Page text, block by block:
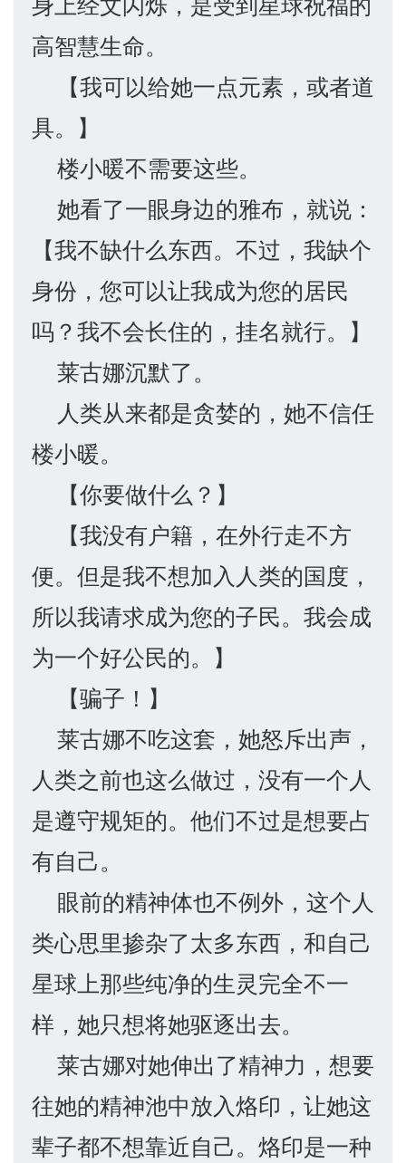
高智慧生命。
【我可以给她一点元素，或者道
具。】
楼小暖不需要这些。
她看了一眼身边的雅布，就说：
【我不缺什么东西。不过，我缺个
身份，您可以让我成为您的居民
吗？我不会长住的，挂名就行。】
莱古娜沉默了。
人类从来都是贪婪的，她不信任
楼小暖。
【你要做什么？】
【我没有户籍，在外行走不方
便。但是我不想加入人类的国度，
所以我请求成为您的子民。我会成
为一个好公民的。】
【骗子！】
莱古娜不吃这套，她怒斥出声，
人类之前也这么做过，没有一个人
是遵守规矩的。他们不过是想要占
有自己。
眼前的精神体也不例外，这个人
类心思里掺杂了太多东西，和自己
星球上那些纯净的生灵完全不一
样，她只想将她驱逐出去。
莱古娜对她伸出了精神力，想要
往她的精神池中放入烙印，让她这
辈子都不想靠近自己。烙印是一种